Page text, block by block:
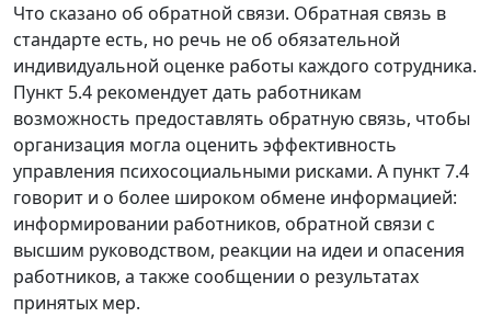
Что сказано об обратной связи. Обратная связь в
стандарте есть, но речь не об обязательной
индивидуальной оценке работы каждого сотрудника.
Пункт 5.4 рекомендует дать работникам
возможность предоставлять обратную связь, чтобы
организация могла оценить эффективность
управления психосоциальными рисками. А пункт 7.4
говорит и о более широком обмене информацией:
информировании работников, обратной связи с
высшим руководством, реакции на идеи и опасения
работников, а также сообщении о результатах
принятых мер.